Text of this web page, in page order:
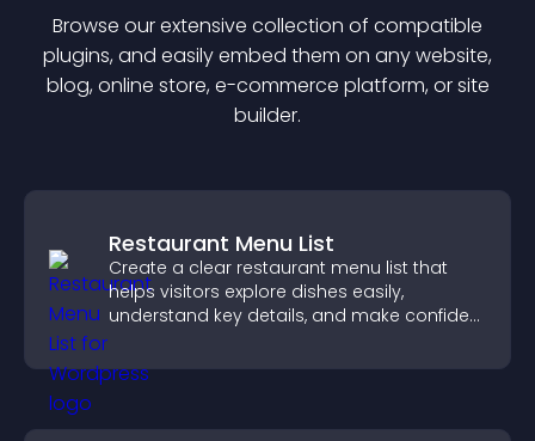
Browse our extensive collection of compatible
plugins, and easily embed them on any website,
blog, online store, e-commerce platform, or site
builder.
Restaurant Menu List
Create a clear restaurant menu list that
helps visitors explore dishes easily,
understand key details, and make confident
conversions.